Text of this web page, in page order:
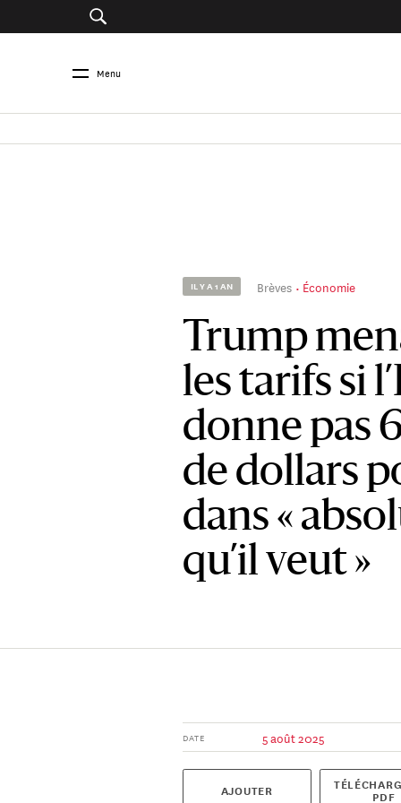
Menu
IL Y A 1 AN Brèves Économie
Trump
les tarifs si
donne pas
de dollars
dans «
qu’il veut »
DATE 5 août 2025
AJOUTER PDF